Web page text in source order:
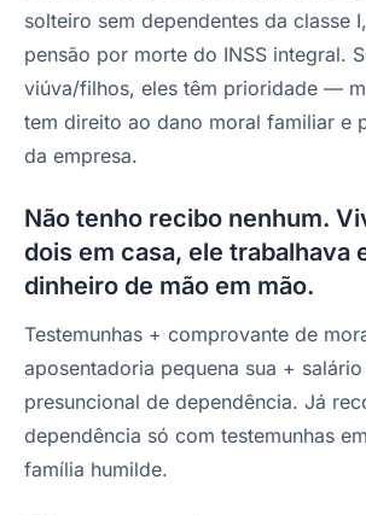
solteiro sem dependentes da classe
pensão por morte do INSS integral.
viúva/filhos, eles têm prioridade —
tem direito ao dano moral familiar e
da empresa.
Não tenho recibo nenhum.
dois em casa, ele trabalhava
dinheiro de mão em mão.
Testemunhas + comprovante de
aposentadoria pequena sua +
presuncional de dependência. Já
dependência só com testemunhas
família humilde.